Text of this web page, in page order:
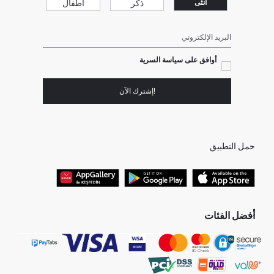
انثى ذكر أطفال
البريد الإلكتروني
أوافق على سياسة السرية
!إشترك الآن
حمل التطبيق
أفضل الفئات
جميع متاجرنا
هدايا عيد الحب
البلوفر النسائية
بلوفر رجالي
برفانات حريمى
جينز رجالي